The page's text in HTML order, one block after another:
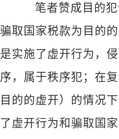
笔者赞成目的
骗取国家税款为目的
是实施了虚开行为，
序，属于秩序犯；在
目的的虚开）的情况
了虚开行为和骗取国